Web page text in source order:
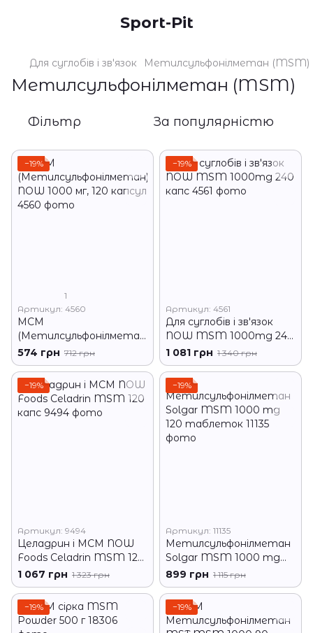
Sport-Pit
Для суглобів і зв'язок Метилсульфонілметан (MSM)
Метилсульфонілметан (MSM)
Фільтр За популярністю
−19%
1
Артикул: 4560
МСМ
(Метилсульфонілметан
) NOW 1000 мг, 120
капсул
574 грн 712 грн
−19%
Артикул: 4561
Для суглобів і зв'язок
NOW MSM 1000mg 240
капс
1 081 грн 1 340 грн
−19%
Артикул: 9494
Целадрин і МСМ NOW
Foods Celadrin MSM 120
капс
1 067 грн 1 323 грн
−19%
Артикул: 11135
Метилсульфонілметан
Solgar MSM 1000 mg
120 таблеток
899 грн 1 115 грн
−19% −19%